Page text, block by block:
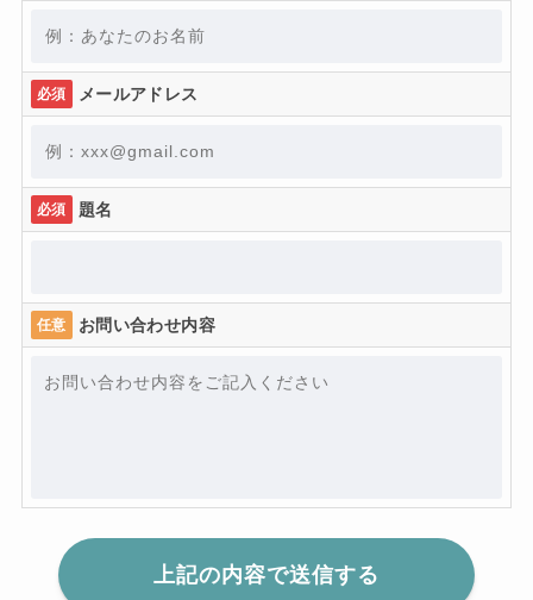
必須 メールアドレス
必須 題名
任意 お問い合わせ内容